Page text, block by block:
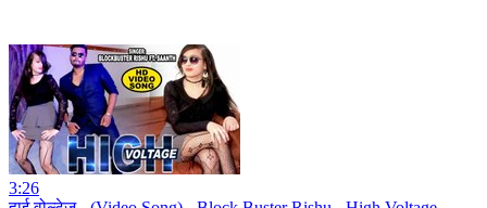
3:26